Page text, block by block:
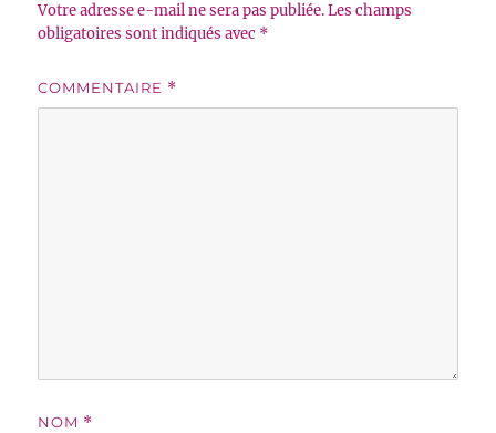
Votre adresse e-mail ne sera pas publiée. Les champs
obligatoires sont indiqués avec *
COMMENTAIRE *
NOM *